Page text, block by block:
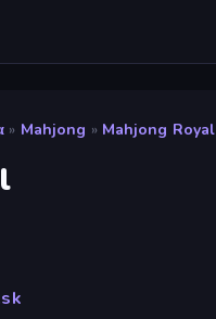
» Mahjong » Mahjong Royal